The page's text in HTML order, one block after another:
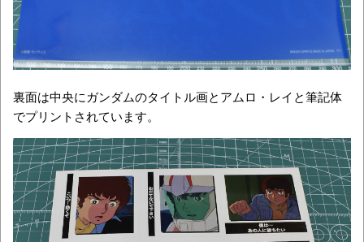
裏面は中央にガンダムのタイトル画とアムロ・レイと筆記体
でプリントされています。